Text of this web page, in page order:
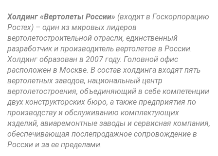
Холдинг «Вертолеты России» (входит в Госкорпорацию
Ростех) – один из мировых лидеров
вертолетостроительной отрасли, единственный
разработчик и производитель вертолетов в России.
Холдинг образован в 2007 году. Головной офис
расположен в Москве. В состав холдинга входят пять
вертолетных заводов, национальный центр
вертолетостроения, объединяющий в себе компетенции
двух конструкторских бюро, а также предприятия по
производству и обслуживанию комплектующих
изделий, авиаремонтные заводы и сервисная компания,
обеспечивающая послепродажное сопровождение в
России и за ее пределами.